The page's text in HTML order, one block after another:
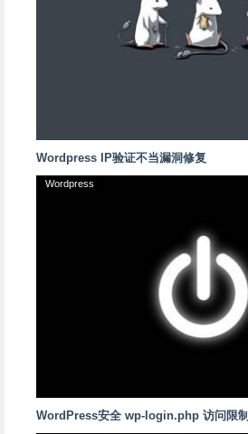
Wordpress IP验证不当漏洞修复
Wordpress
WordPress安全 wp-login.php 访问限制